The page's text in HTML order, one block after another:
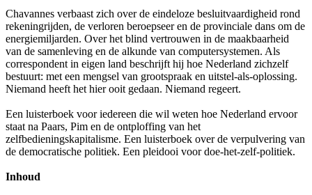
Chavannes verbaast zich over de eindeloze besluitvaardigheid rond
rekeningrijden, de verloren beroepseer en de provinciale dans om de
energiemiljarden. Over het blind vertrouwen in de maakbaarheid
van de samenleving en de alkunde van computersystemen. Als
correspondent in eigen land beschrijft hij hoe Nederland zichzelf
bestuurt: met een mengsel van grootspraak en uitstel-als-oplossing.
Niemand heeft het hier ooit gedaan. Niemand regeert.
Een luisterboek voor iedereen die wil weten hoe Nederland ervoor
staat na Paars, Pim en de ontploffing van het
zelfbedieningskapitalisme. Een luisterboek over de verpulvering van
de democratische politiek. Een pleidooi voor doe-het-zelf-politiek.
Inhoud